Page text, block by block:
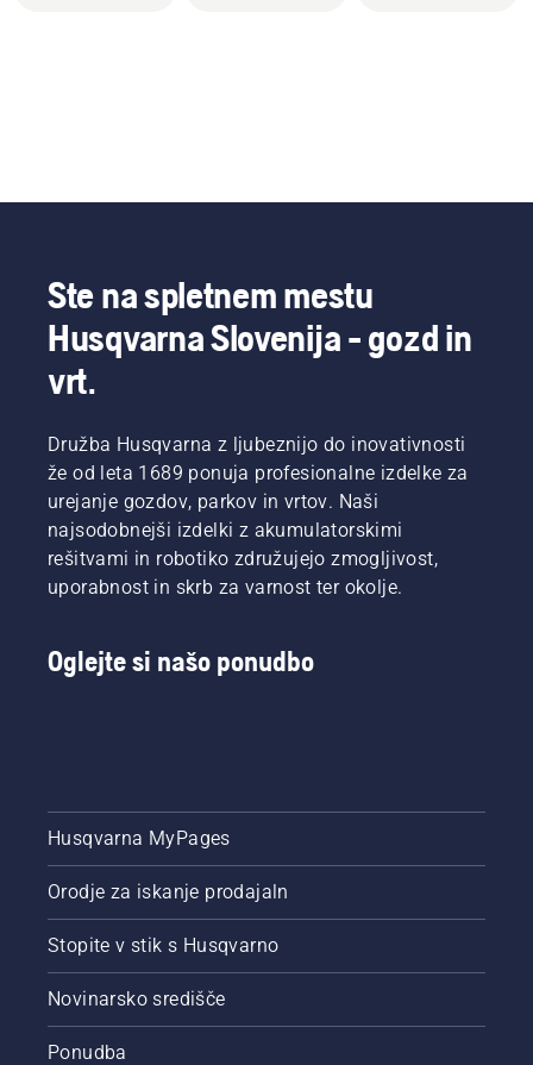
Ste na spletnem mestu
Husqvarna Slovenija - gozd in
vrt.
Družba Husqvarna z ljubeznijo do inovativnosti
že od leta 1689 ponuja profesionalne izdelke za
urejanje gozdov, parkov in vrtov. Naši
najsodobnejši izdelki z akumulatorskimi
rešitvami in robotiko združujejo zmogljivost,
uporabnost in skrb za varnost ter okolje.
Oglejte si našo ponudbo
Husqvarna MyPages
Orodje za iskanje prodajaln
Stopite v stik s Husqvarno
Novinarsko središče
Ponudba